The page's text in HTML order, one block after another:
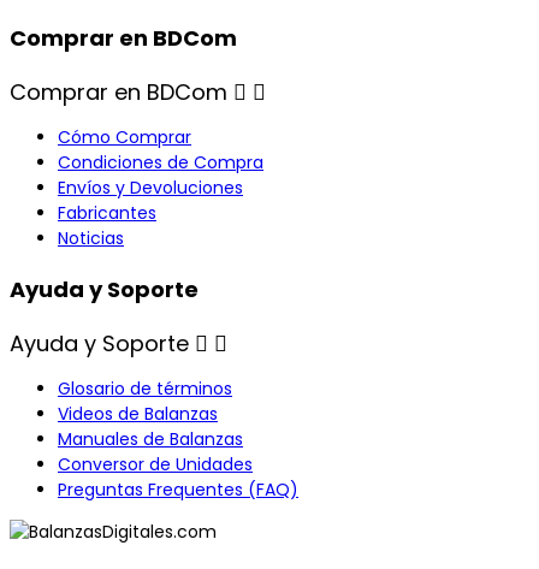
Comprar en BDCom
Comprar en BDCom  
Cómo Comprar
Condiciones de Compra
Envíos y Devoluciones
Fabricantes
Noticias
Ayuda y Soporte
Ayuda y Soporte  
Glosario de términos
Videos de Balanzas
Manuales de Balanzas
Conversor de Unidades
Preguntas Frequentes (FAQ)